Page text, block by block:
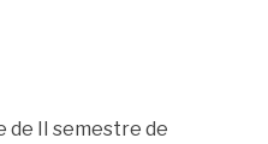
de II semestre de